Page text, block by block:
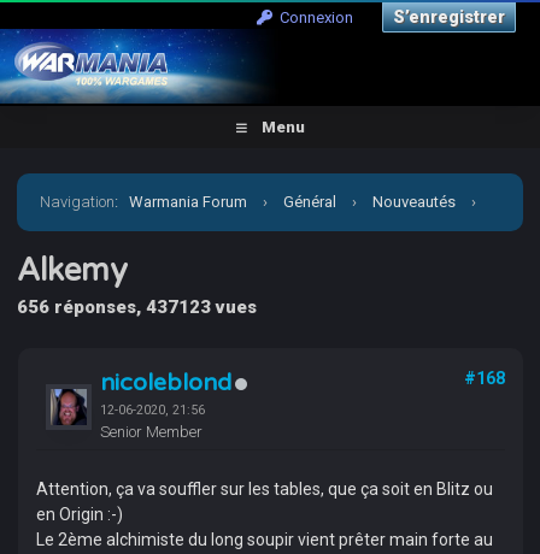
Connexion S’enregistrer
Menu
Navigation:Warmania Forum › Général › Nouveautés ›
Alkemy
Alkemy
656 réponses, 437123 vues
nicoleblond
12-06-2020, 21:56
Senior Member
#168
Attention, ça va souffler sur les tables, que ça soit en Blitz ou
en Origin :-)
Le 2ème alchimiste du long soupir vient prêter main forte au